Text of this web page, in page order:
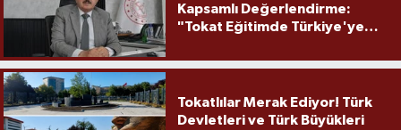
Kapsamlı Değerlendirme:
"Tokat Eğitimde Türkiye'ye
Tokatlılar Merak Ediyor! Türk
Devletleri ve Türk Büyükleri